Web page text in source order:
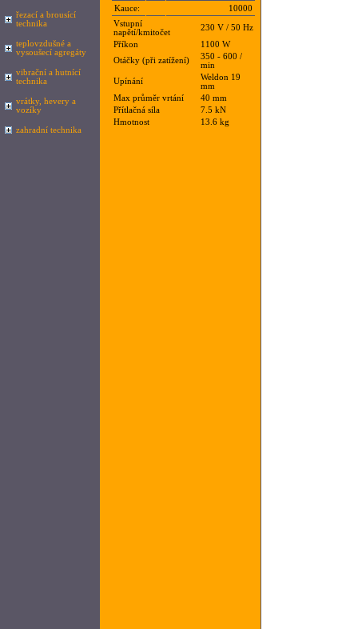
řezací a brousící
technika
teplovzdušné a
vysoušecí agregáty
vibrační a hutnící
technika
vrátky, hevery a
vozíky
zahradní technika
Kauce:
10000
Vstupní
napětí/kmitočet
230 V / 50 Hz
Příkon
1100 W
Otáčky (při zatížení)
350 - 600 /
min
Upínání
Weldon 19
mm
Max průměr vrtání
40 mm
Přítlačná síla
7.5 kN
Hmotnost
13.6 kg